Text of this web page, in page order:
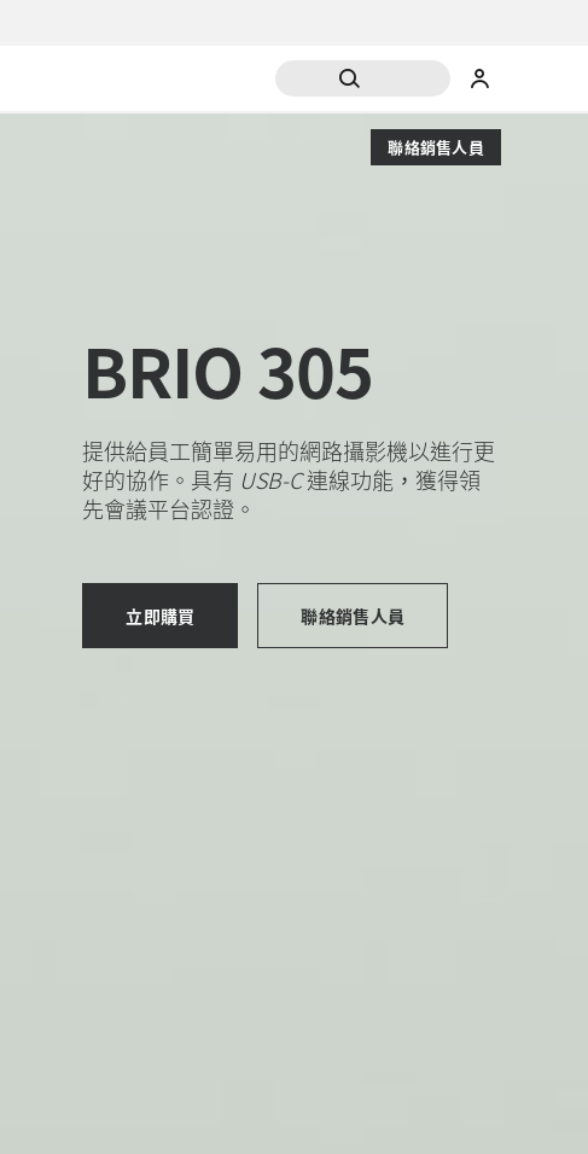
聯絡銷售人員
BRIO 305
提供給員工簡單易用的網路攝影機以進行更
好的協作。具有 USB-C連線功能，獲得領
先會議平台認證。
立即購買 聯絡銷售人員